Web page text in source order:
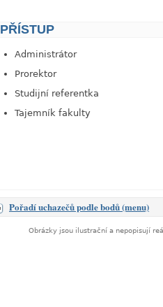
PŘÍSTUP
Administrátor
Prorektor
Studijní referentka
Tajemník fakulty
Pořadí uchazečů podle bodů (menu)
Obrázky jsou ilustrační a nepopisují